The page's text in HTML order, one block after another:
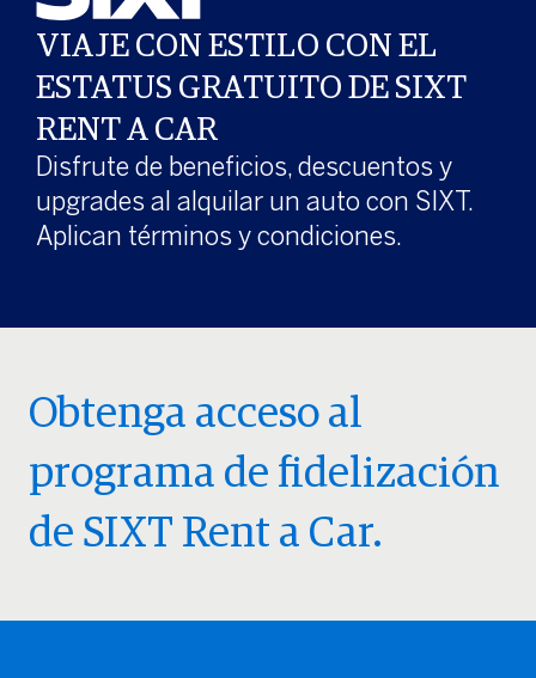
VIAJE CON ESTILO CON EL
ESTATUS GRATUITO DE SIXT
RENT A CAR
Disfrute de beneficios, descuentos y
upgrades al alquilar un auto con SIXT.
Aplican términos y condiciones.
Obtenga acceso al
programa de fidelización
de SIXT Rent a Car.